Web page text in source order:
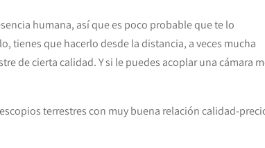
humana, así que es poco probable que te lo
tienes que hacerlo desde la distancia, a veces mucha
de cierta calidad. Y si le puedes acoplar una cámara
terrestres con muy buena relación calidad-